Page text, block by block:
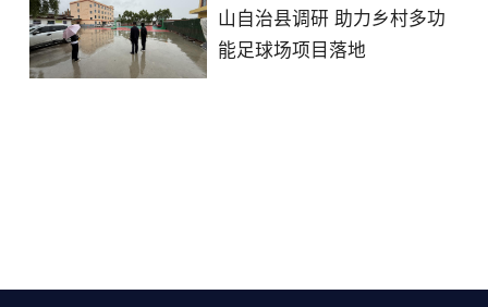
山自治县调研 助力乡村多功
能足球场项目落地